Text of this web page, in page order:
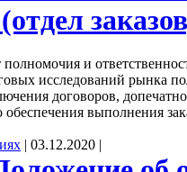
и
исследований рынка
договоров,
обеспечения выполнения
| 03.12.2020 |